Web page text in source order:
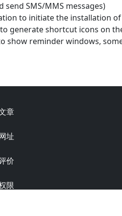
SMS/MMS messages)
to initiate the installation
generate shortcut icons on
show reminder windows,
章
址
价
限